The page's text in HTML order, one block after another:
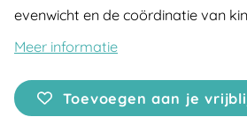
evenwicht en de coördinatie van
Meer informatie
Toevoegen aan je